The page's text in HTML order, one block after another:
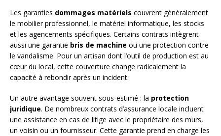
Les garanties dommages matériels couvrent généralement
le mobilier professionnel, le matériel informatique, les stocks
et les agencements spécifiques. Certains contrats intègrent
aussi une garantie bris de machine ou une protection contre
le vandalisme. Pour un artisan dont l’outil de production est au
cœur du local, cette couverture change radicalement la
capacité à rebondir après un incident.
Un autre avantage souvent sous-estimé : la protection
juridique. De nombreux contrats d’assurance locale incluent
une assistance en cas de litige avec le propriétaire des murs,
un voisin ou un fournisseur. Cette garantie prend en charge les